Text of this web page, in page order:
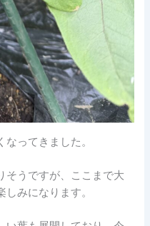
ってきました。
そうですが、ここまで大
みになります。